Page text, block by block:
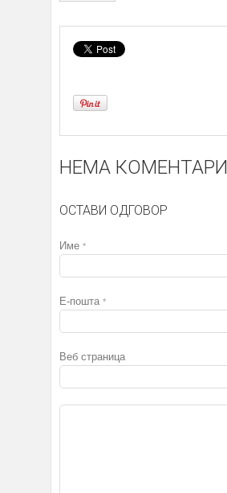
НЕМА КОМЕНТАРИ
ОСТАВИ ОДГОВОР
Име *
Е-пошта *
Веб страница